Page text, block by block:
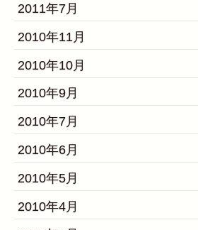
2011年7月
2010年11月
2010年10月
2010年9月
2010年7月
2010年6月
2010年5月
2010年4月